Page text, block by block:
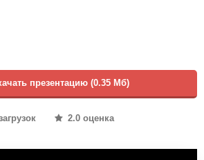
презентацию (0.35 Мб)
2.0 оценка